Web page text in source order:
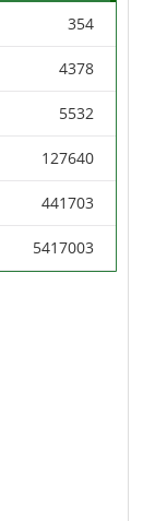
354
4378
5532
127640
441703
5417003